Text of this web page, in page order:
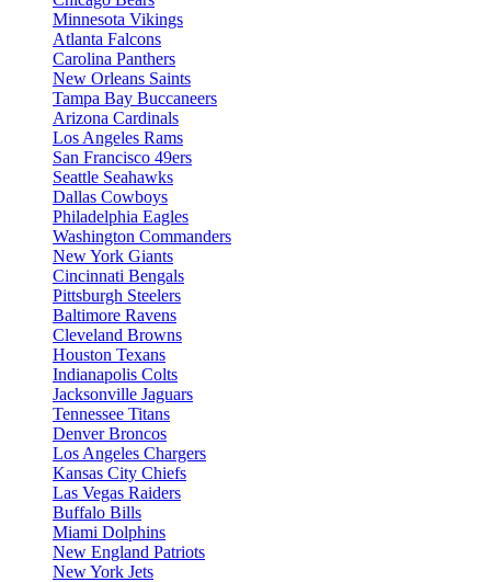
Minnesota Vikings
Atlanta Falcons
Carolina Panthers
New Orleans Saints
Tampa Bay Buccaneers
Arizona Cardinals
Los Angeles Rams
San Francisco 49ers
Seattle Seahawks
Dallas Cowboys
Philadelphia Eagles
Washington Commanders
New York Giants
Cincinnati Bengals
Pittsburgh Steelers
Baltimore Ravens
Cleveland Browns
Houston Texans
Indianapolis Colts
Jacksonville Jaguars
Tennessee Titans
Denver Broncos
Los Angeles Chargers
Kansas City Chiefs
Las Vegas Raiders
Buffalo Bills
Miami Dolphins
New England Patriots
New York Jets